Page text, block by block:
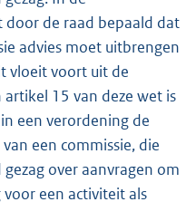
de raad bepaald dat
advies moet uitbrengen
vloeit voort uit de
15 van deze wet is
een verordening de
een commissie, die
over aanvragen om
een activiteit als